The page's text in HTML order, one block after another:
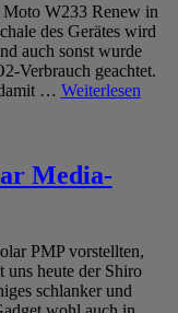
W233 Renew in
des Gerätes wird
auch sonst wurde
Verbrauch geachtet.
… Weiterlesen
Media-
PMP vorstellten,
heute der Shiro
schlanker und